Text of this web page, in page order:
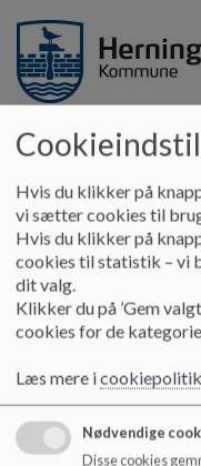
i
Sinding-Ørre
Hjem
Bevægelse
Bevægelse er
undervisningen. Vi har
fremme læringsmiljøerne,
forhold til børnenes
Hvis du klikker på
vi sætter cookies til
Hvis du klikker på
cookies til statistik – vi
dit valg.
Klikker du på ’Gem
cookies for de
Læs mere icookiepolitik
Nødvendige
Disse cookies